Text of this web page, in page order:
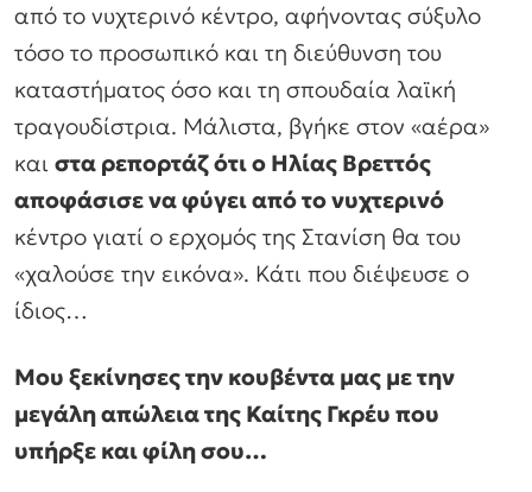
από το νυχτερινό κέντρο, αφήνοντας σύξυλο
τόσο το προσωπικό και τη διεύθυνση του
καταστήματος όσο και τη σπουδαία λαϊκή
τραγουδίστρια. Μάλιστα, βγήκε στον «αέρα»
και στα ρεπορτάζ ότι ο Ηλίας Βρεττός
αποφάσισε να φύγει από το νυχτερινό
κέντρο γιατί ο ερχομός της Στανίση θα του
«χαλούσε την εικόνα». Κάτι που διέψευσε ο
ίδιος…
Μου ξεκίνησες την κουβέντα μας με την
μεγάλη απώλεια της Καίτης Γκρέυ που
υπήρξε και φίλη σου…